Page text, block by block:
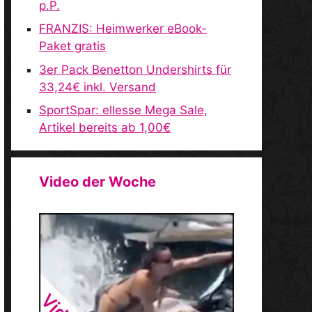
p.P.
FRANZIS: Heimwerker eBook-
Paket gratis
3er Pack Benetton Undershirts für
33,24€ inkl. Versand
SportSpar: ellesse Mega Sale,
Artikel bereits ab 1,00€
Video der Woche